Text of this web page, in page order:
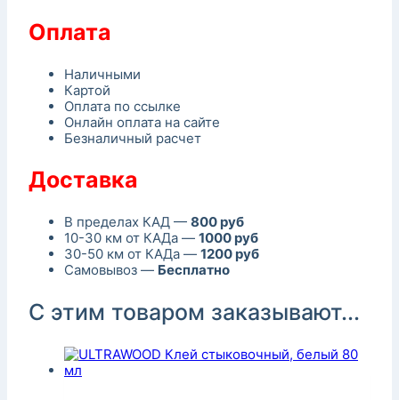
Оплата
Наличными
Картой
Оплата по ссылке
Онлайн оплата на сайте
Безналичный расчет
Доставка
В пределах КАД — 800 руб
10-30 км от КАДа — 1000 руб
30-50 км от КАДа — 1200 руб
Самовывоз — Бесплатно
С этим товаром заказывают...